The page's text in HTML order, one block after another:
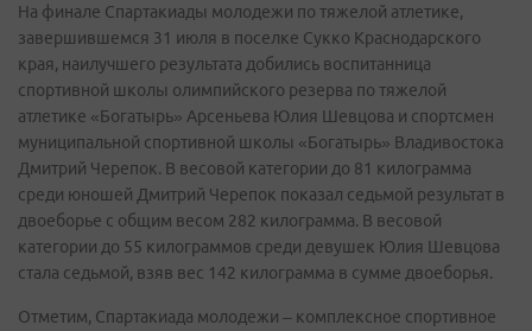
На финале Спартакиады молодежи по тяжелой атлетике,
завершившемся 31 июля в поселке Сукко Краснодарского
края, наилучшего результата добились воспитанница
спортивной школы олимпийского резерва по тяжелой
атлетике «Богатырь» Арсеньева Юлия Шевцова и спортсмен
муниципальной спортивной школы «Богатырь» Владивостока
Дмитрий Черепок. В весовой категории до 81 килограмма
среди юношей Дмитрий Черепок показал седьмой результат в
двоеборье с общим весом 282 килограмма. В весовой
категории до 55 килограммов среди девушек Юлия Шевцова
стала седьмой, взяв вес 142 килограмма в сумме двоеборья.
Отметим, Спартакиада молодежи – комплексное спортивное